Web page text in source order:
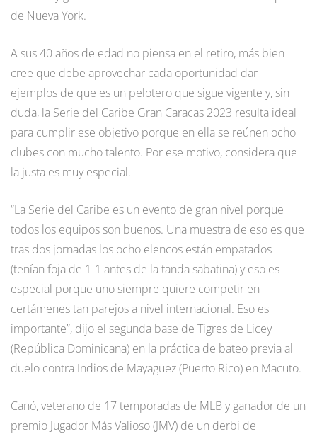
de Nueva York.
A sus 40 años de edad no piensa en el retiro, más bien
cree que debe aprovechar cada oportunidad dar
ejemplos de que es un pelotero que sigue vigente y, sin
duda, la Serie del Caribe Gran Caracas 2023 resulta ideal
para cumplir ese objetivo porque en ella se reúnen ocho
clubes con mucho talento. Por ese motivo, considera que
la justa es muy especial.
“La Serie del Caribe es un evento de gran nivel porque
todos los equipos son buenos. Una muestra de eso es que
tras dos jornadas los ocho elencos están empatados
(tenían foja de 1-1 antes de la tanda sabatina) y eso es
especial porque uno siempre quiere competir en
certámenes tan parejos a nivel internacional. Eso es
importante”, dijo el segunda base de Tigres de Licey
(República Dominicana) en la práctica de bateo previa al
duelo contra Indios de Mayagüez (Puerto Rico) en Macuto.
Canó, veterano de 17 temporadas de MLB y ganador de un
premio Jugador Más Valioso (JMV) de un derbi de